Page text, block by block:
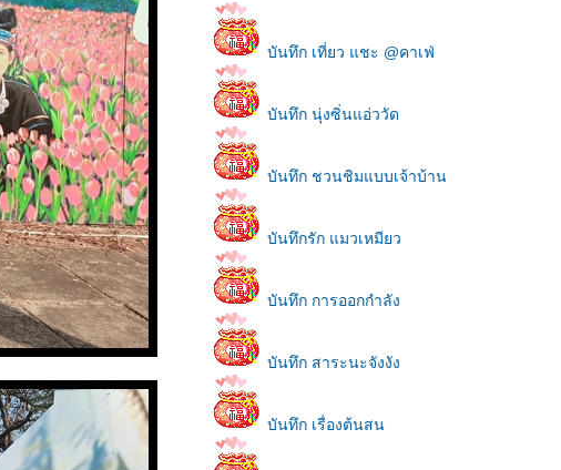
บันทึก เที่ยว แชะ @คาเฟ่
บันทึก นุ่งซิ่นแอ่ววัด
บันทึก ชวนชิมแบบเจ้าบ้าน
บันทึกรัก แมวเหมียว
บันทึก การออกกำลัง
บันทึก สาระนะจังงัง
บันทึก เรื่องต้นสน